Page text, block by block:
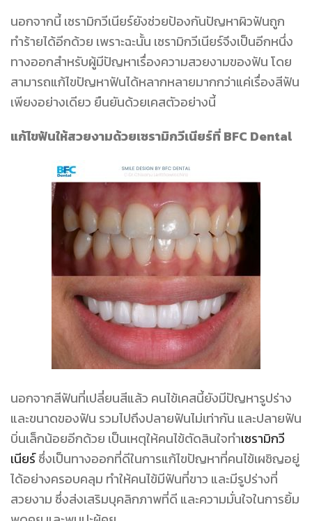
นอกจากนี้ เซรามิกวีเนียร์ยังช่วยป้องกันปัญหาผิวฟันถูก
ทำร้ายได้อีกด้วย เพราะฉะนั้น เซรามิกวีเนียร์จึงเป็นอีกหนึ่ง
ทางออกสำหรับผู้มีปัญหาเรื่องความสวยงามของฟัน โดย
สามารถแก้ไขปัญหาฟันได้หลากหลายมากกว่าแค่เรื่องสีฟัน
เพียงอย่างเดียว ยืนยันด้วยเคสตัวอย่างนี้
แก้ไขฟันให้สวยงามด้วยเซรามิกวีเนียร์ที่ BFC Dental
นอกจากสีฟันที่เปลี่ยนสีแล้ว คนไข้เคสนี้ยังมีปัญหารูปร่าง
และขนาดของฟัน รวมไปถึงปลายฟันไม่เท่ากัน และปลายฟัน
บิ่นเล็กน้อยอีกด้วย เป็นเหตุให้คนไข้ตัดสินใจทำเซรามิกวี
เนียร์ซึ่งเป็นทางออกที่ดีในการแก้ไขปัญหาที่คนไข้เผชิญอยู่
ได้อย่างครอบคลุม ทำให้คนไข้มีฟันที่ขาว และมีรูปร่างที่
สวยงาม ซึ่งส่งเสริมบุคลิกภาพที่ดี และความมั่นใจในการยิ้ม